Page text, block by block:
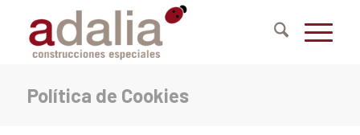
Política de Cookies